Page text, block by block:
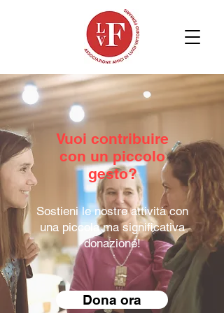
Vuoi contribuire
con un piccolo
gesto?
Sostieni le nostre attività con
una piccola ma significativa
donazione!
Dona ora